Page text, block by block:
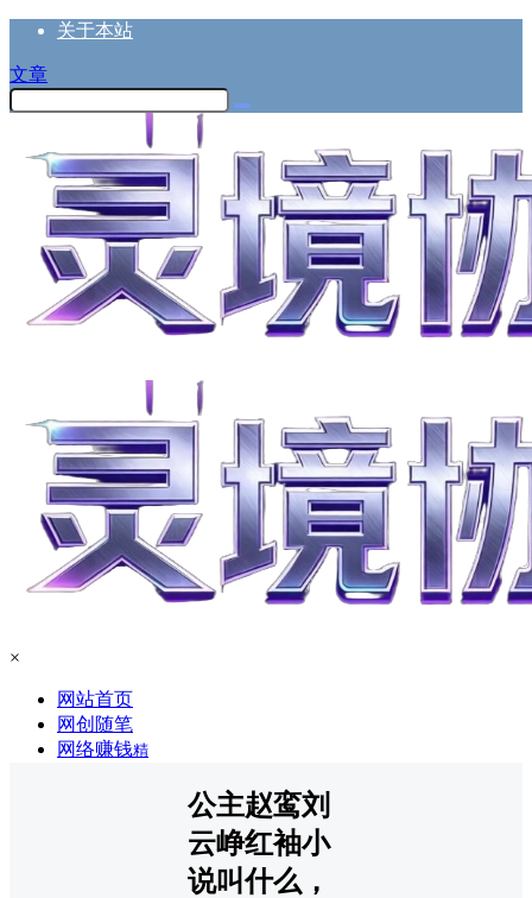
关于本站
文章
×
网站首页
网创随笔
网络赚钱精
公主赵鸾刘
云峥红袖小
说叫什么，